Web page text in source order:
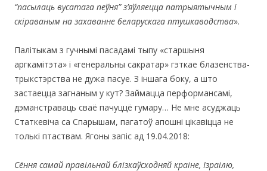
“пасылаць вусатага пеўня” з’яўляецца патрыятычным і
скіраваным на захаванне беларускага птушкаводства».
Палітыкам з гучнымі пасадамі тыпу «старшыня
аргкамітэта» і «генеральны сакратар» гэткае блазенства-
трыкстэрства не дужа пасуе. З іншага боку, а што
застаецца загнаным у кут? Займацца перформансамі,
дэманстраваць сваё пачуццё гумару… Не мне асуджаць
Статкевіча са Спарышам, пагатоў апошні цікавіцца не
толькі птаствам. Ягоны запіс ад 19.04.2018:
Сёння самай правільнай блізкаўсходняй краіне, Ізраілю,